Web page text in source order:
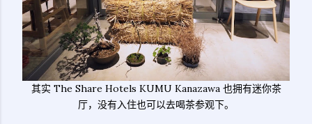
其实 The Share Hotels KUMU Kanazawa 也拥有迷你茶
厅，没有入住也可以去喝茶参观下。